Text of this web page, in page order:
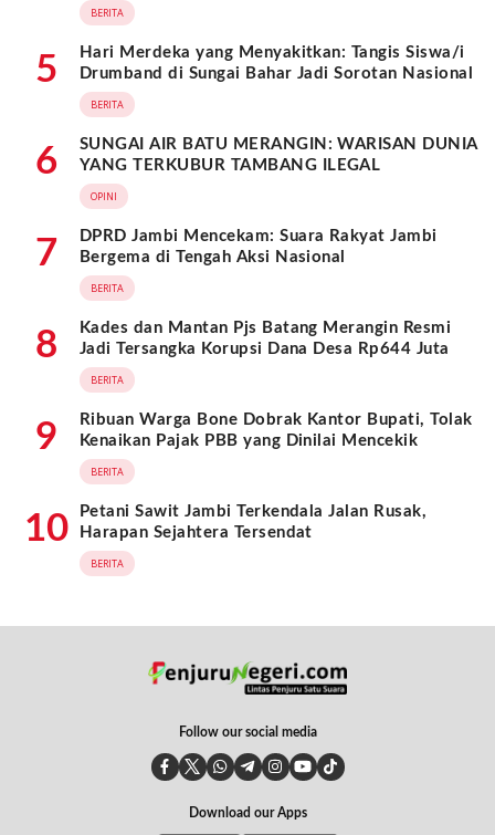
BERITA
5
Hari Merdeka yang Menyakitkan: Tangis Siswa/i
Drumband di Sungai Bahar Jadi Sorotan Nasional
BERITA
6
SUNGAI AIR BATU MERANGIN: WARISAN DUNIA
YANG TERKUBUR TAMBANG ILEGAL
OPINI
7
DPRD Jambi Mencekam: Suara Rakyat Jambi
Bergema di Tengah Aksi Nasional
BERITA
8
Kades dan Mantan Pjs Batang Merangin Resmi
Jadi Tersangka Korupsi Dana Desa Rp644 Juta
BERITA
9
Ribuan Warga Bone Dobrak Kantor Bupati, Tolak
Kenaikan Pajak PBB yang Dinilai Mencekik
BERITA
10
Petani Sawit Jambi Terkendala Jalan Rusak,
Harapan Sejahtera Tersendat
BERITA
Follow our social media
Download our Apps